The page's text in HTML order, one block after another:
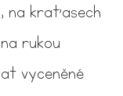
na kraťasech
rukou
vyceněné